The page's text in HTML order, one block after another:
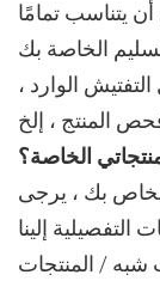
أن يتناسب تمامًا
الوارد ،
الخاصة؟
بك ، يرجى
شبه / المنتجات